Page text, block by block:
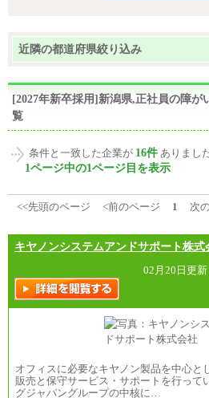
近隣の都道府県絞り込み
[2027年新卒採用]新潟県,正社員の障が
覧
条件と一致した企業が 16件 ありまし
1ページ中の1ページ目を表示
<<先頭のページ
<前のページ 1 次
キヤノンシステムアンドサポート株式
02月20日更
オフィスに必要なキヤノン製品を中心と
販売と保守サービス・サポートを行って
グジャパングループの中核に…